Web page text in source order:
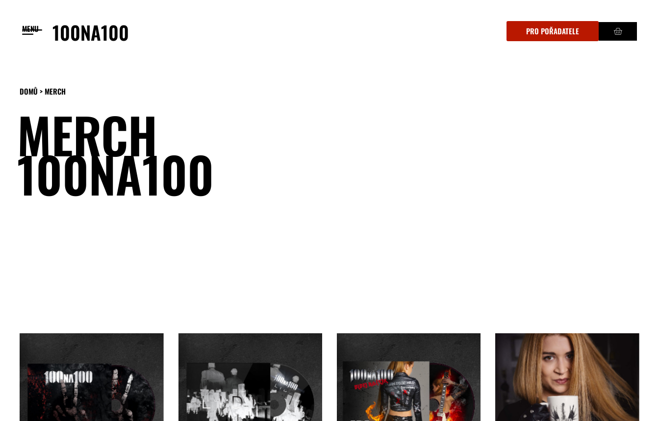
MENU 100NA100 PRO POŘADATELE
DOMŮ > MERCH
MERCH
100NA100